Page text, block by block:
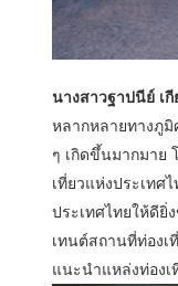
นางสาวฐาปนีย์ เ
หลากหลายทางภู
ๆ เกิดขึ้นมากมาย
เที่ยวแห่งประเทศ
ประเทศไทยให้ดียิ่
เทนต์สถานที่ท่องเ
แนะนำแหล่งท่อง